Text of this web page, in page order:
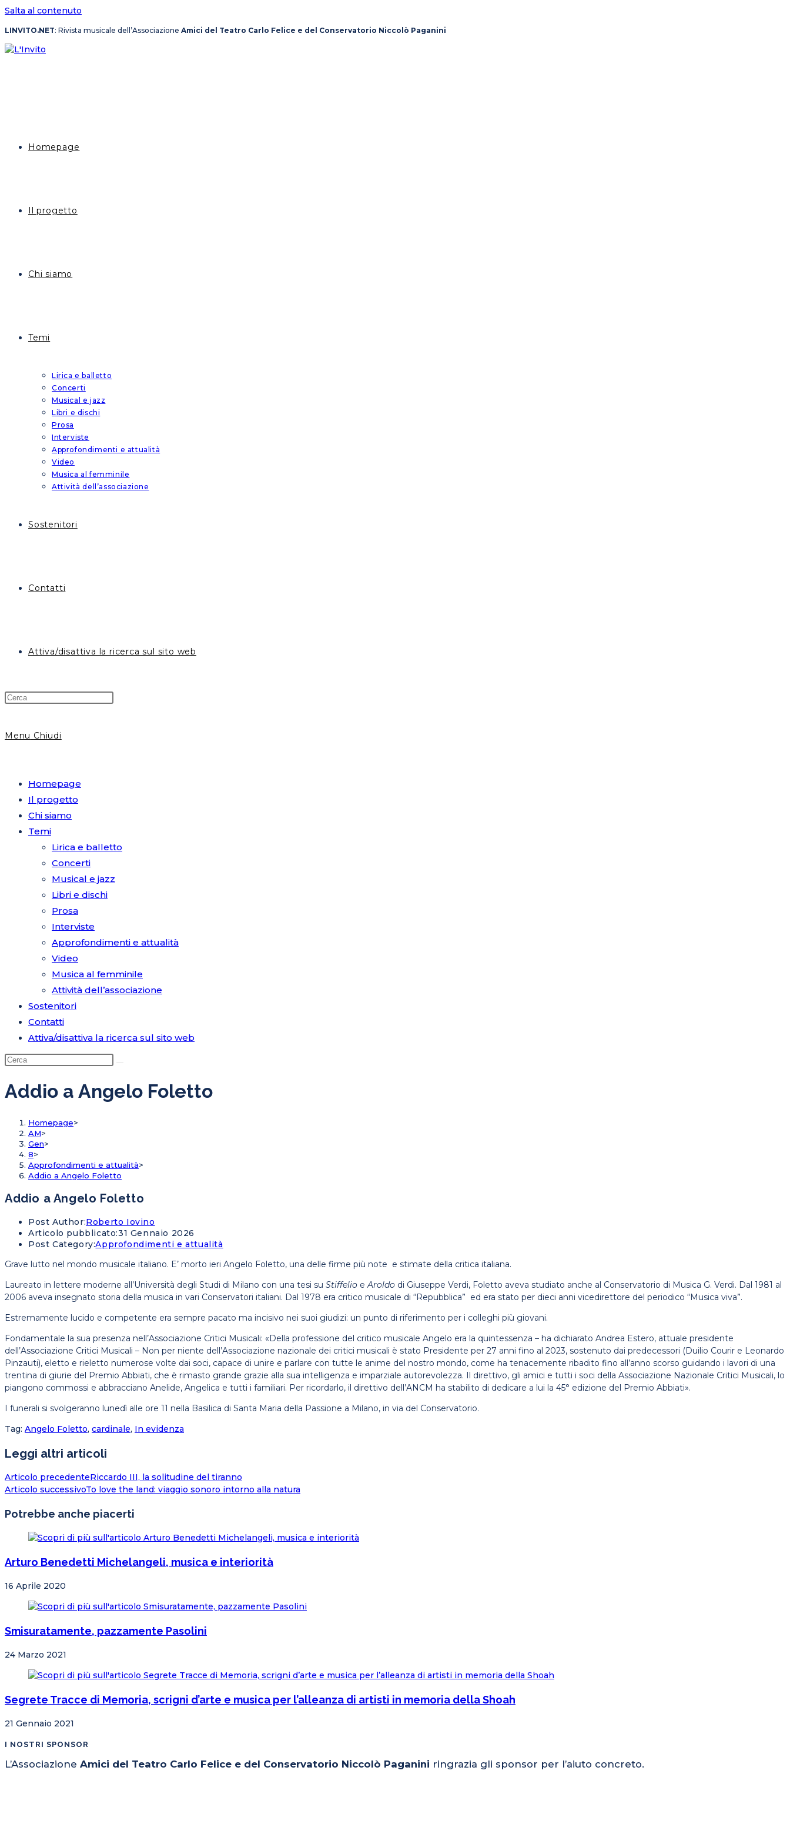
Salta al contenuto
LINVITO.NET: Rivista musicale dell’Associazione Amici del Teatro Carlo Felice e del Conservatorio Niccolò Paganini
Homepage
Il progetto
Chi siamo
Temi
Lirica e balletto
Concerti
Musical e jazz
Libri e dischi
Prosa
Interviste
Approfondimenti e attualità
Video
Musica al femminile
Attività dell’associazione
Sostenitori
Contatti
Attiva/disattiva la ricerca sul sito web
Menu Chiudi
Homepage
Il progetto
Chi siamo
Temi
Lirica e balletto
Concerti
Musical e jazz
Libri e dischi
Prosa
Interviste
Approfondimenti e attualità
Video
Musica al femminile
Attività dell’associazione
Sostenitori
Contatti
Attiva/disattiva la ricerca sul sito web
Addio a Angelo Foletto
Homepage>
AM>
Gen>
8>
Approfondimenti e attualità>
Addio a Angelo Foletto
Addio a Angelo Foletto
Post Author:Roberto Iovino
Articolo pubblicato:31 Gennaio 2026
Post Category:Approfondimenti e attualità
Grave lutto nel mondo musicale italiano. E’ morto ieri Angelo Foletto, una delle firme più note e stimate della critica italiana.
Laureato in lettere moderne all’Università degli Studi di Milano con una tesi su Stiffelio eAroldo di Giuseppe Verdi, Foletto aveva studiato anche al Conservatorio di Musica G. Verdi. Dal 1981 al
2006 aveva insegnato storia della musica in vari Conservatori italiani. Dal 1978 era critico musicale di “Repubblica” ed era stato per dieci anni vicedirettore del periodico “Musica viva”.
Estremamente lucido e competente era sempre pacato ma incisivo nei suoi giudizi: un punto di riferimento per i colleghi più giovani.
Fondamentale la sua presenza nell’Associazione Critici Musicali: «Della professione del critico musicale Angelo era la quintessenza – ha dichiarato Andrea Estero, attuale presidente
dell’Associazione Critici Musicali – Non per niente dell’Associazione nazionale dei critici musicali è stato Presidente per 27 anni fino al 2023, sostenuto dai predecessori (Duilio Courir e Leonardo
Pinzauti), eletto e rieletto numerose volte dai soci, capace di unire e parlare con tutte le anime del nostro mondo, come ha tenacemente ribadito fino all’anno scorso guidando i lavori di una
trentina di giurie del Premio Abbiati, che è rimasto grande grazie alla sua intelligenza e imparziale autorevolezza. Il direttivo, gli amici e tutti i soci della Associazione Nazionale Critici Musicali, lo
piangono commossi e abbracciano Anelide, Angelica e tutti i familiari. Per ricordarlo, il direttivo dell’ANCM ha stabilito di dedicare a lui la 45° edizione del Premio Abbiati».
I funerali si svolgeranno lunedì alle ore 11 nella Basilica di Santa Maria della Passione a Milano, in via del Conservatorio.
Tag: Angelo Foletto, cardinale, In evidenza
Leggi altri articoli
Articolo precedenteRiccardo III, la solitudine del tiranno
Articolo successivoTo love the land: viaggio sonoro intorno alla natura
Potrebbe anche piacerti
Arturo Benedetti Michelangeli, musica e interiorità
16 Aprile 2020
Smisuratamente, pazzamente Pasolini
24 Marzo 2021
Segrete Tracce di Memoria, scrigni d’arte e musica per l’alleanza di artisti in memoria della Shoah
21 Gennaio 2021
I NOSTRI SPONSOR
L’Associazione Amici del Teatro Carlo Felice e del Conservatorio Niccolò Paganini ringrazia gli sponsor per l’aiuto concreto.